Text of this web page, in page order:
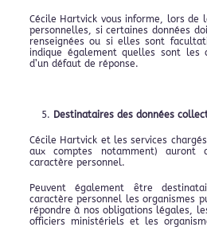
Cécile Hartvick vous informe, lors de
personnelles, si certaines données
renseignées ou si elles sont
indique également quelles sont les
d’un défaut de réponse.
Destinataires des données
Cécile Hartvick et les services
aux comptes notamment) auront
caractère personnel.
Peuvent également être
caractère personnel les organismes
répondre à nos obligations légales,
officiers ministériels et les